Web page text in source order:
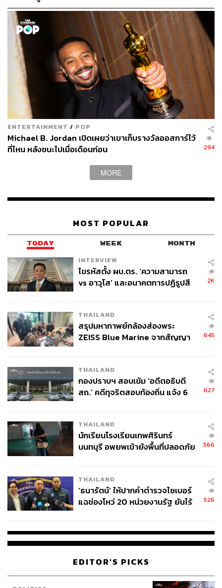
ENTERTAINMENT / POP
Michael B. Jordan เปิดเผยว่าเขาเก็บรางวัลออสการ์ไว้
ที่ไหน หลังชนะไปเมื่อเดือนก่อน
294
MORE
MOST POPULAR
TODAY WEEK MONTH
INTERVIEW
ไขรหัสตั้ง ผบ.ตร. ‘ความสามารถ
vs อาวุโส’ และอนาคตการปฏิรูปสี
2K
THAILAND
สรุปมหากาพย์กล้องส่องพระ
ZEISS Blue Marine จากสัญญา
จ่ายหนี้-แอบระบุแบรนด์
645
THAILAND
กองปราบฯ สอบเข้ม ‘อดีตอธิบดี
สถ.’ คดีทุจริตสอบท้องถิ่น แจ้ง 6
627
THAILAND
นักเรียนโรงเรียนเทพศิรินทร์
นนทบุรี อพยพเข้ายังพื้นที่ปลอดภัย
566
THAILAND
‘ธนารัตน์’ ให้ปากคำตำรวจไซเบอร์
แฉช่องโหว่ 20 หน่วยงานรัฐ ยันไร้
526
EDITOR'S PICKS